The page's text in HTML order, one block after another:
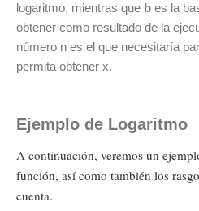
logaritmo, mientras que b es la
obtener como resultado de la
número n es el que necesitaría
permita obtener x.
Ejemplo de Logaritmo
A continuación, veremos un
función, así como también los
cuenta.